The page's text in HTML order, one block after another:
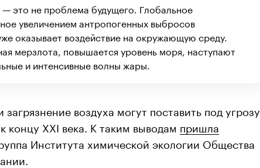
это не проблема будущего. Глобальное
увеличением антропогенных выбросов
оказывает воздействие на окружающую среду.
мерзлота, повышается уровень моря, наступают
и интенсивные волны жары.
воздуха могут поставить под угрозу
концу XXI века. К таким выводам пришла
Института химической экологии Общества